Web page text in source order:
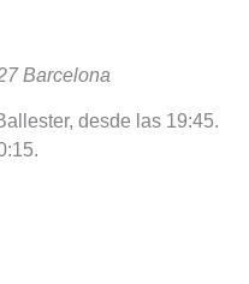
Barcelona
desde las 19:45.